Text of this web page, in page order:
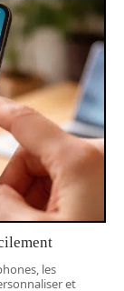
les
et